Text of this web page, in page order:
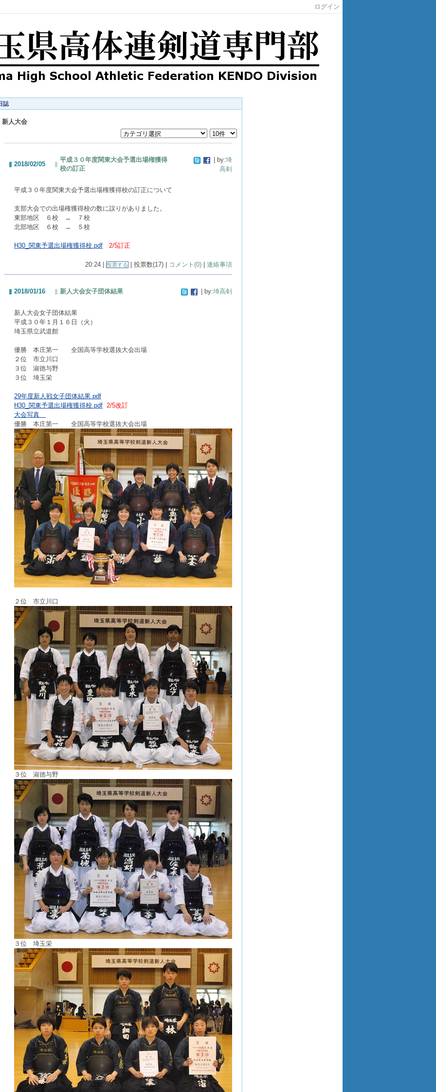
ログイン
誌
新人大会
2018/02/05
平成３０年度関東大会予選出場権獲得
校の訂正
| by:埼
高剣
平成３０年度関東大会予選出場権獲得校の訂正について
支部大会での出場権獲得校の数に誤りがありました。
東部地区 ６校 → ７校
北部地区 ６校 → ５校
H30_関東予選出場権獲得校.pdf 2/5訂正
20:24 | 投票する | 投票数(17) | コメント(0) 連絡事項
2018/01/16 新人大会女子団体結果 | by:埼高剣
新人大会女子団体結果
平成３０年１月１６日（火）
埼玉県立武道館
優勝 本庄第一 全国高等学校選抜大会出場
２位 市立川口
３位 淑徳与野
３位 埼玉栄
29年度新人戦女子団体結果.pdf
H30_関東予選出場権獲得校.pdf 2/5改訂
大会写真
優勝 本庄第一 全国高等学校選抜大会出場
２位 市立川口
３位 淑徳与野
３位 埼玉栄